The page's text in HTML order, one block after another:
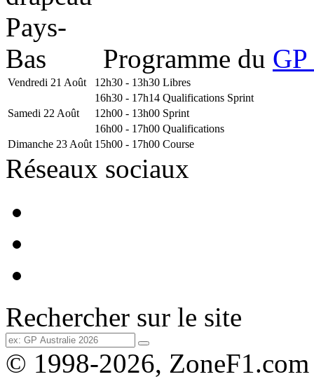
Programme du
Vendredi 21 Août 12h30 - 13h30 Libres
16h30 - 17h14 Qualifications Sprint
Samedi 22 Août
12h00 - 13h00 Sprint
16h00 - 17h00 Qualifications
Dimanche 23 Août 15h00 - 17h00 Course
Réseaux sociaux
Rechercher sur le site
© 1998-2026, ZoneF1.com